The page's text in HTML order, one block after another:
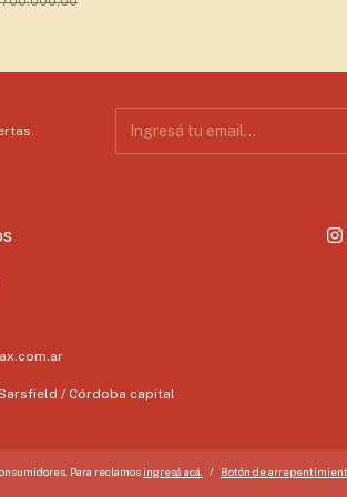
Sarsfield / Córdoba capital
Para reclamos ingresá acá. / Botón de